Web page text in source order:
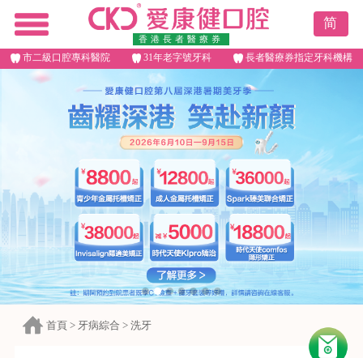
香港長者醫療券
简
市二級口腔專科醫院 31年老字號牙科 長者醫療券指定牙科機構
首頁 > 牙病綜合 > 洗牙